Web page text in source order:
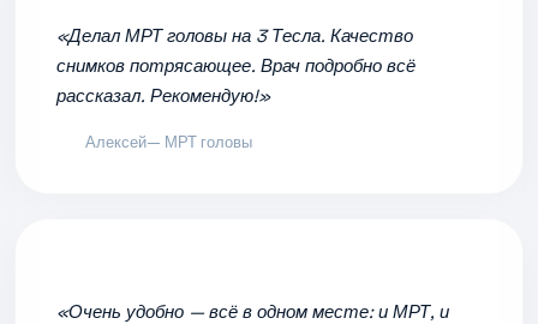
«Делал МРТ головы на 3 Тесла. Качество
снимков потрясающее. Врач подробно всё
рассказал. Рекомендую!»
Алексей— МРТ головы
«Очень удобно — всё в одном месте: и МРТ, и